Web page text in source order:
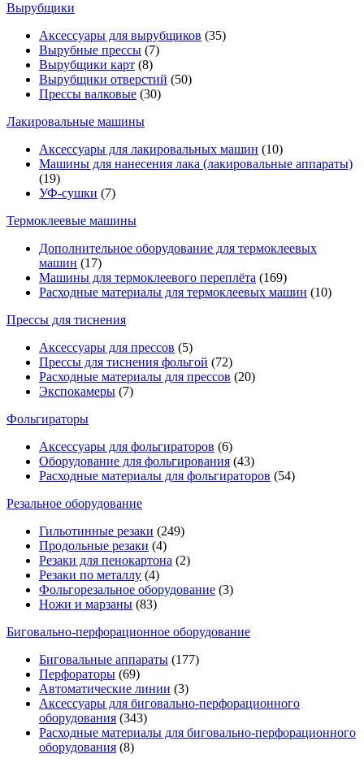
Вырубщики
Аксессуары для вырубщиков (35)
Вырубные прессы (7)
Вырубщики карт (8)
Вырубщики отверстий (50)
Прессы валковые (30)
Лакировальные машины
Аксессуары для лакировальных машин (10)
Машины для нанесения лака (лакировальные аппараты)
(19)
УФ-сушки (7)
Термоклеевые машины
Дополнительное оборудование для термоклеевых
машин (17)
Машины для термоклеевого переплёта (169)
Расходные материалы для термоклеевых машин (10)
Прессы для тиснения
Аксессуары для прессов (5)
Прессы для тиснения фольгой (72)
Расходные материалы для прессов (20)
Экспокамеры (7)
Фольгираторы
Аксессуары для фольгираторов (6)
Оборудование для фольгирования (43)
Расходные материалы для фольгираторов (54)
Резальное оборудование
Гильотинные резаки (249)
Продольные резаки (4)
Резаки для пенокартона (2)
Резаки по металлу (4)
Фольгорезальное оборудование (3)
Ножи и марзаны (83)
Биговально-перфорационное оборудование
Биговальные аппараты (177)
Перфораторы (69)
Автоматические линии (3)
Аксессуары для биговально-перфорационного
оборудования (343)
Расходные материалы для биговально-перфорационного
оборудования (8)